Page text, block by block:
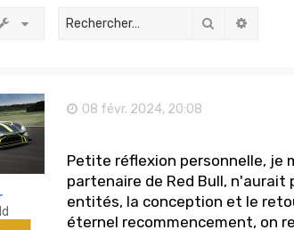
Rechercher
08 févr. 2024, 20:08
Petite réflexion personnelle, je
partenaire de Red Bull,
entités, la conception et le
éternel recommencement, on